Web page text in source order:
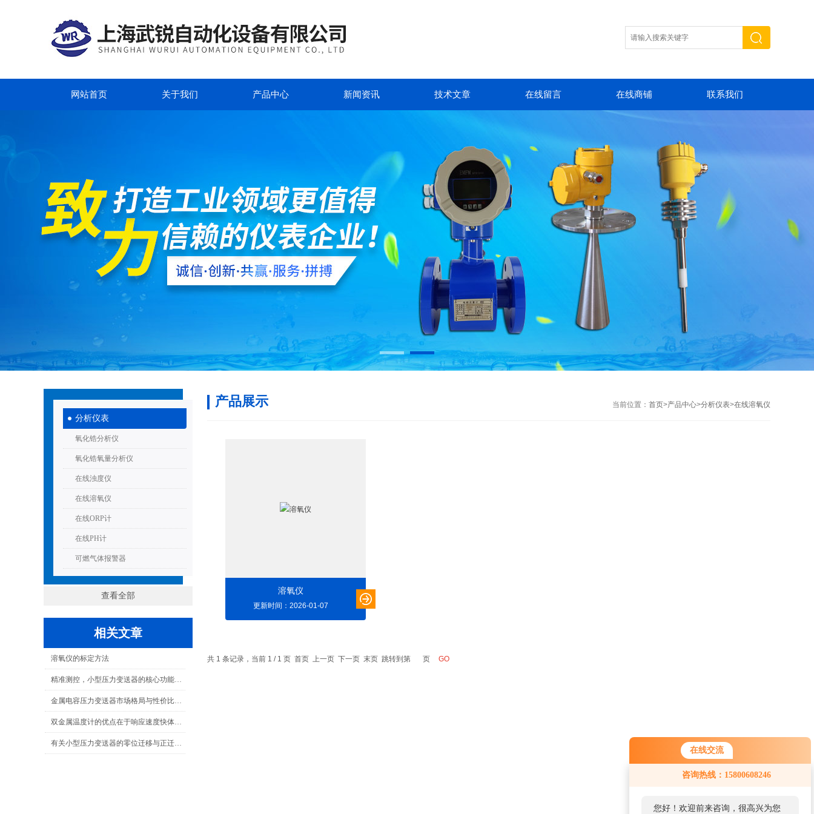
在线交流
咨询热线：15800608246
您好！欢迎前来咨询，很高兴为您
网站首页 关于我们 产品中心 新闻资讯 技术文章 在线留言 在线商铺 联系我们
分析仪表
氧化锆分析仪
氧化锆氧量分析仪
在线浊度仪
在线溶氧仪
在线ORP计
在线PH计
可燃气体报警器
查看全部
相关文章
溶氧仪的标定方法
精准测控，小型压力变送器的核心功能与应用场景
金属电容压力变送器市场格局与性价比之选：国产品牌的崛起
双金属温度计的优点在于响应速度快体积小，你知道吗？
有关小型压力变送器的零位迁移与正迁移探讨
当前位置： 首页>产品中心>分析仪表>在线溶氧仪
产品展示
溶氧仪
更新时间：2026-01-07
共 1 条记录，当前 1 / 1 页 首页 上一页 下一页 末页 跳转到第 页